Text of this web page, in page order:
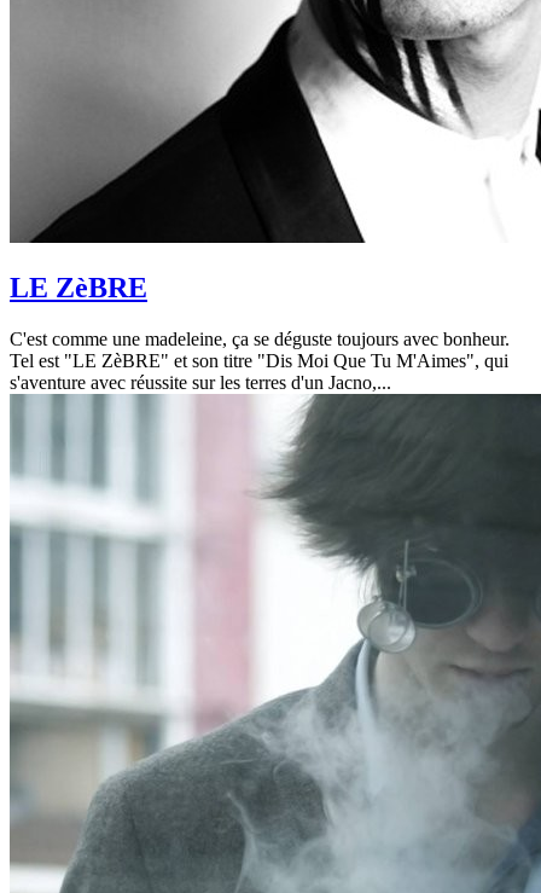
LE ZèBRE
C'est comme une madeleine, ça se déguste toujours avec bonheur.
Tel est "LE ZèBRE" et son titre "Dis Moi Que Tu M'Aimes", qui
s'aventure avec réussite sur les terres d'un Jacno,...